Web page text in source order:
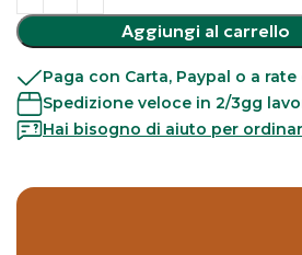
Aggiungi al carrello
Paga con Carta, Paypal o a
Spedizione veloce in 2/3gg
Hai bisogno di aiuto per